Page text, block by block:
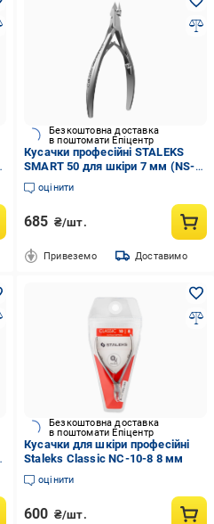
Безкоштовна доставка
в поштомати Епіцентр
Кусачки професійні STALEKS
SMART 50 для шкіри 7 мм (NS-
50-7)
оцінити
685 ₴/шт.
Привеземо Доставимо
Безкоштовна доставка
в поштомати Епіцентр
Кусачки для шкіри професійні
Staleks Classic NC-10-8 8 мм
оцінити
600 ₴/шт.